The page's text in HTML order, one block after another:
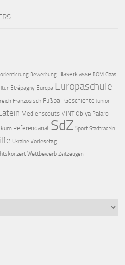
Bewerbung Bläserklasse BOM Claas
Etrépagny Europa Europaschule
Französisch Fußball Geschichte Junior
Medienscouts MINT Obiya Palaro
Referendariat SdZ Sport Stadtradeln
Ukraine Vorlesetag
Wettbewerb Zeitzeugen